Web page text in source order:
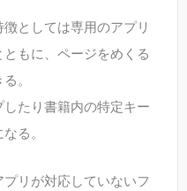
としては専用のアプリ
もに、ページをめくる
。
たり書籍内の特定キー
る。
リが対応していないフ